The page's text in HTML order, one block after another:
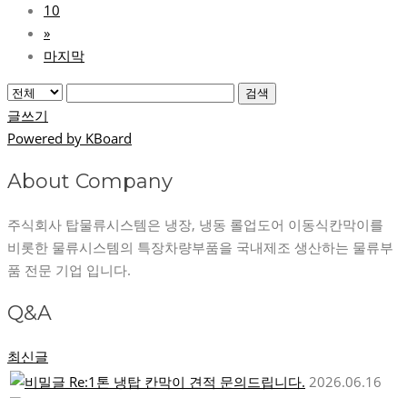
10
»
마지막
검색
글쓰기
Powered by KBoard
About Company
주식회사 탑물류시스템은 냉장, 냉동 롤업도어 이동식칸막이를
비롯한 물류시스템의 특장차량부품을 국내제조 생산하는 물류부
품 전문 기업 입니다.
Q&A
최신글
Re:1톤 냉탑 칸막이 견적 문의드립니다. 2026.06.16